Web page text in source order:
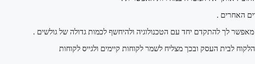
האחרים .
לך להתקדם יחד עם הטכנולוגיה ולהיחשף לכמות גדולה של גולשים .
לבית העסק ובכך מצליח לשמר לקוחות קיימים ולגייס לקוחות